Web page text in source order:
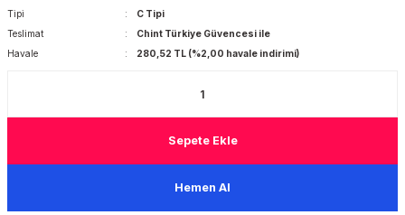
Tipi
C Tipi
Teslimat
Chint Türkiye Güvencesi ile
Havale
280,52 TL (%2,00 havale indirimi)
Sepete Ekle
Hemen Al